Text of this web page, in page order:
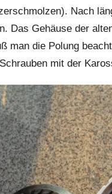
Nach
Das Gehäuse der
man die Polung
mit der